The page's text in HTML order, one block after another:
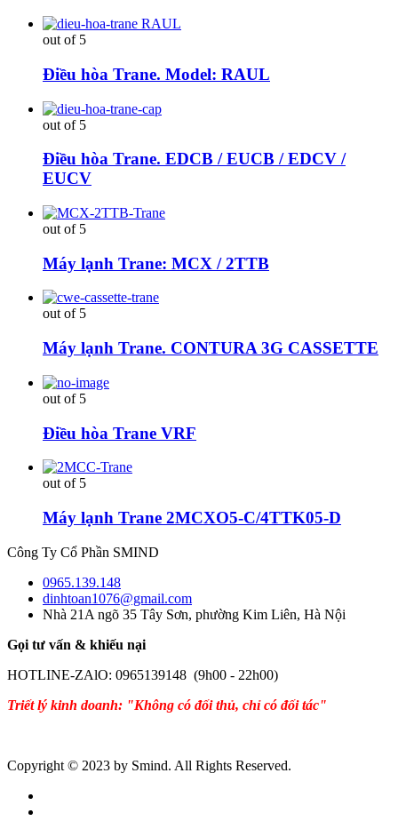
out of 5
Điều hòa Trane. Model: RAUL
out of 5
Điều hòa Trane. EDCB / EUCB / EDCV /
EUCV
out of 5
Máy lạnh Trane: MCX / 2TTB
out of 5
Máy lạnh Trane. CONTURA 3G CASSETTE
out of 5
Điều hòa Trane VRF
out of 5
Máy lạnh Trane 2MCXO5-C/4TTK05-D
Công Ty Cổ Phần SMIND
0965.139.148
dinhtoan1076@gmail.com
Nhà 21A ngõ 35 Tây Sơn, phường Kim Liên, Hà Nội
Gọi tư vấn & khiếu nại
HOTLINE-ZAlO: 0965139148 (9h00 - 22h00)
Triết lý kinh doanh: "Không có đối thủ, chỉ có đối tác"
Copyright © 2023 by Smind. All Rights Reserved.